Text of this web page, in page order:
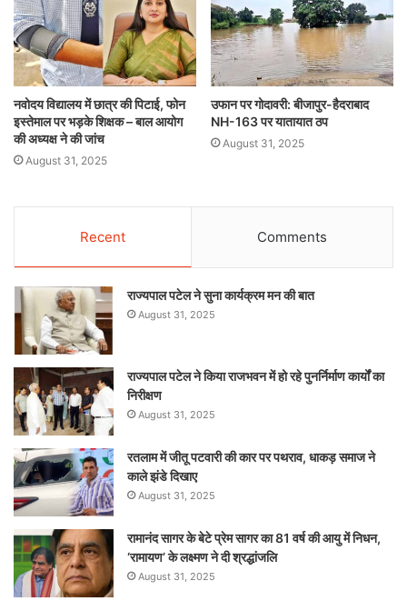
नवोदय विद्यालय में छात्र की पिटाई, फोन
इस्तेमाल पर भड़के शिक्षक – बाल आयोग
की अध्यक्ष ने की जांच
August 31, 2025
उफान पर गोदावरी: बीजापुर-हैदराबाद
NH-163 पर यातायात ठप
August 31, 2025
Recent Comments
राज्यपाल पटेल ने सुना कार्यक्रम मन की बात
August 31, 2025
राज्यपाल पटेल ने किया राजभवन में हो रहे पुनर्निर्माण कार्यों का
निरीक्षण
August 31, 2025
रतलाम में जीतू पटवारी की कार पर पथराव, धाकड़ समाज ने
काले झंडे दिखाए
August 31, 2025
रामानंद सागर के बेटे प्रेम सागर का 81 वर्ष की आयु में निधन,
‘रामायण’ के लक्ष्मण ने दी श्रद्धांजलि
August 31, 2025